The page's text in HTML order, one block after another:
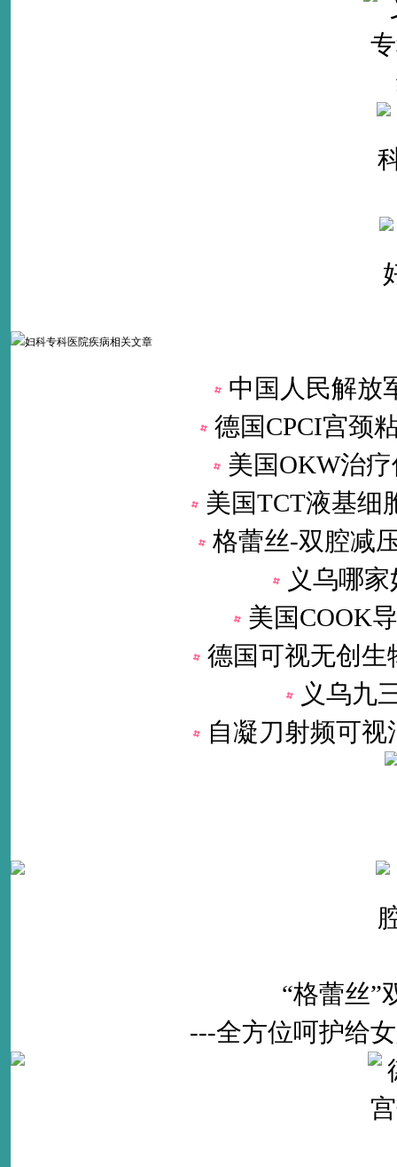
中国人民解放
德国CPCI宫颈
美国OKW治
美国TCT液基细
格蕾丝-双腔减
义乌哪
美国COOK
德国可视无创
义乌九
自凝刀射频可
“格蕾丝”
---全方位呵护给